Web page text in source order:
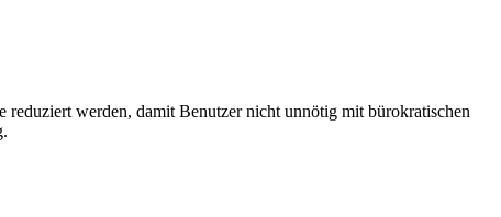
reduziert werden, damit Benutzer nicht unnötig mit bürokratischen